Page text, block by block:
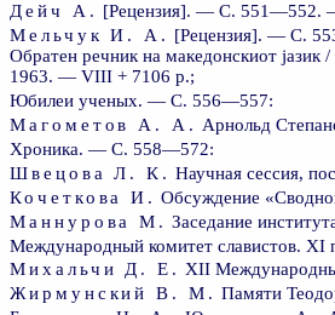
Дейч A. [Рецензия]. — С. 551—552. —
Мельчук И. А. [Рецензия]. — С.
Обратен речник на македонскиот
1963. — VIII + 7106 p.;
Юбилеи ученых. — С. 556—557:
Магометов А. А. Арнольд
Хроника. — С. 558—572:
Швецова Л. К. Научная сессия,
Кочеткова И. Обсуждение
Маннурова М. Заседание
Международный комитет славистов. XI
Михальчи Д. Е. XII
Жирмунский B. М. Памяти